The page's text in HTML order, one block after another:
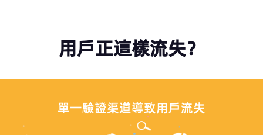
用戶正這樣流失？
單一驗證渠道導致用戶流失